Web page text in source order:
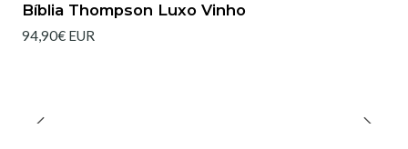
Bíblia Thompson Luxo Vinho
94,90€ EUR